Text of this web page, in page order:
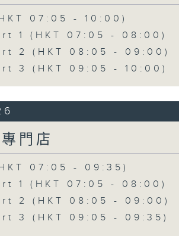
07:05 - 10:00)
1 (HKT 07:05 - 08:00)
2 (HKT 08:05 - 09:00)
3 (HKT 09:05 - 10:00)
門店
07:05 - 09:35)
1 (HKT 07:05 - 08:00)
2 (HKT 08:05 - 09:00)
3 (HKT 09:05 - 09:35)